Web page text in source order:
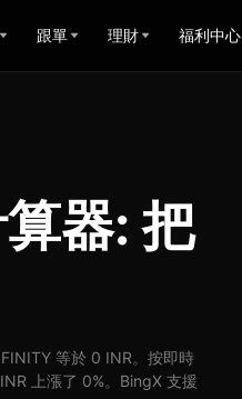
跟單 理財 福利中心
器: 把
等於 0 INR。按即時
上漲了 0%。BingX 支援